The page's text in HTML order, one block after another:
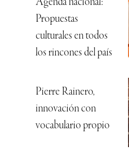
Agenda nacional:
Propuestas
culturales en todos
los rincones del país
Pierre Rainero,
innovación con
vocabulario propio